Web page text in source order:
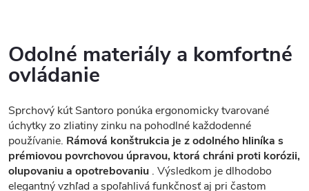
Odolné materiály a komfortné
ovládanie
Sprchový kút Santoro ponúka ergonomicky tvarované
úchytky zo zliatiny zinku na pohodlné každodenné
používanie. Rámová konštrukcia je z odolného hliníka s
prémiovou povrchovou úpravou, ktorá chráni proti korózii,
olupovaniu a opotrebovaniu . Výsledkom je dlhodobo
elegantný vzhľad a spoľahlivá funkčnosť aj pri častom